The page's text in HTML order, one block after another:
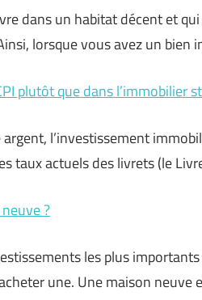
dans un habitat décent et
lorsque vous avez un
plutôt que dans l’immobilier
l’investissement
taux actuels des livrets (le
?
les plus
une. Une maison